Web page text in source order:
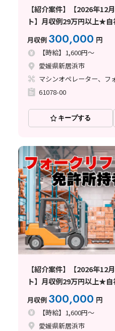
【紹介案件】【2026年12
ト】月収例29万円以上★
月収例 300,000 円
【時給】1,600円～
愛媛県新居浜市
61078-00
キープする
【紹介案件】【2026年12
ト】月収例29万円以上★
月収例 300,000 円
【時給】1,600円～
愛媛県新居浜市